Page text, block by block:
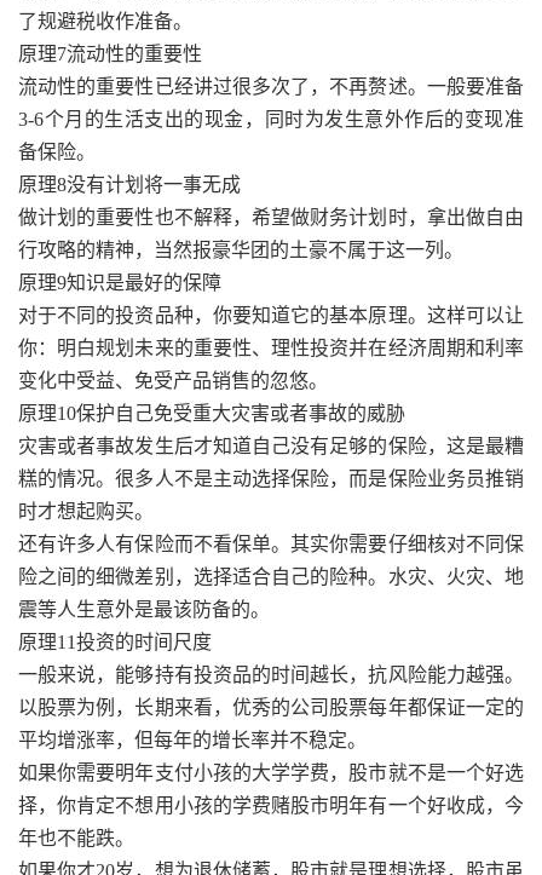
了规避税收作准备。
原理7流动性的重要性
流动性的重要性已经讲过很多次了，不再赘述。一般要准备
3-6个月的生活支出的现金，同时为发生意外作后的变现准
备保险。
原理8没有计划将一事无成
做计划的重要性也不解释，希望做财务计划时，拿出做自由
行攻略的精神，当然报豪华团的土豪不属于这一列。
原理9知识是最好的保障
对于不同的投资品种，你要知道它的基本原理。这样可以让
你：明白规划未来的重要性、理性投资并在经济周期和利率
变化中受益、免受产品销售的忽悠。
原理10保护自己免受重大灾害或者事故的威胁
灾害或者事故发生后才知道自己没有足够的保险，这是最糟
糕的情况。很多人不是主动选择保险，而是保险业务员推销
时才想起购买。
还有许多人有保险而不看保单。其实你需要仔细核对不同保
险之间的细微差别，选择适合自己的险种。水灾、火灾、地
震等人生意外是最该防备的。
原理11投资的时间尺度
一般来说，能够持有投资品的时间越长，抗风险能力越强。
以股票为例，长期来看，优秀的公司股票每年都保证一定的
平均增涨率，但每年的增长率并不稳定。
如果你需要明年支付小孩的大学学费，股市就不是一个好选
择，你肯定不想用小孩的学费赌股市明年有一个好收成，今
年也不能跌。
如果你才20岁，想为退休储蓄，股市就是理想选择，股市虽